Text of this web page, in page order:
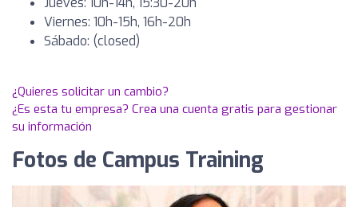
Viernes: 10h-15h, 16h-20h
Sábado: (closed)
¿Quieres solicitar un cambio?
¿Es esta tu empresa? Crea una cuenta gratis para gestionar
su información
Fotos de Campus Training